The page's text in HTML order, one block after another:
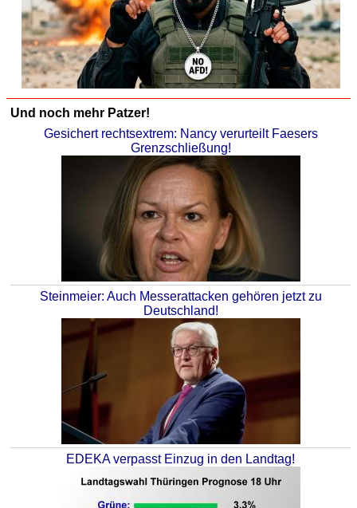
Und noch mehr Patzer!
Gesichert rechtsextrem: Nancy verurteilt Faesers
Grenzschließung!
Steinmeier: Auch Messerattacken gehören jetzt zu
Deutschland!
EDEKA verpasst Einzug in den Landtag!